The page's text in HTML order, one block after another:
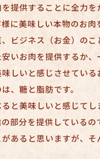
提供することに全力を
に美味しい本物のお肉
ビジネス（お金）のこ
いお肉を提供するか
しいと感じさせている
、糖と脂肪です。
と美味しいと感じてし
部分を提供しているの
あると思いますが、そ